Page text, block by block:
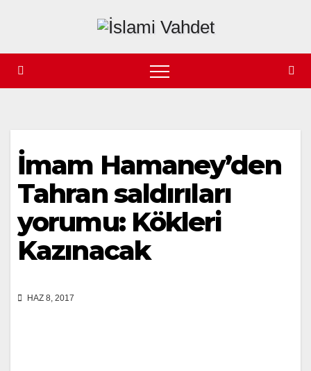
content
İmam Hamaney’den
Tahran saldırıları
yorumu: Kökleri
Kazınacak
HAZ 8, 2017